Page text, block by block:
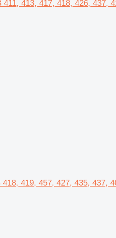
413, 417, 418, 426, 437,
419, 457, 427, 435, 437,